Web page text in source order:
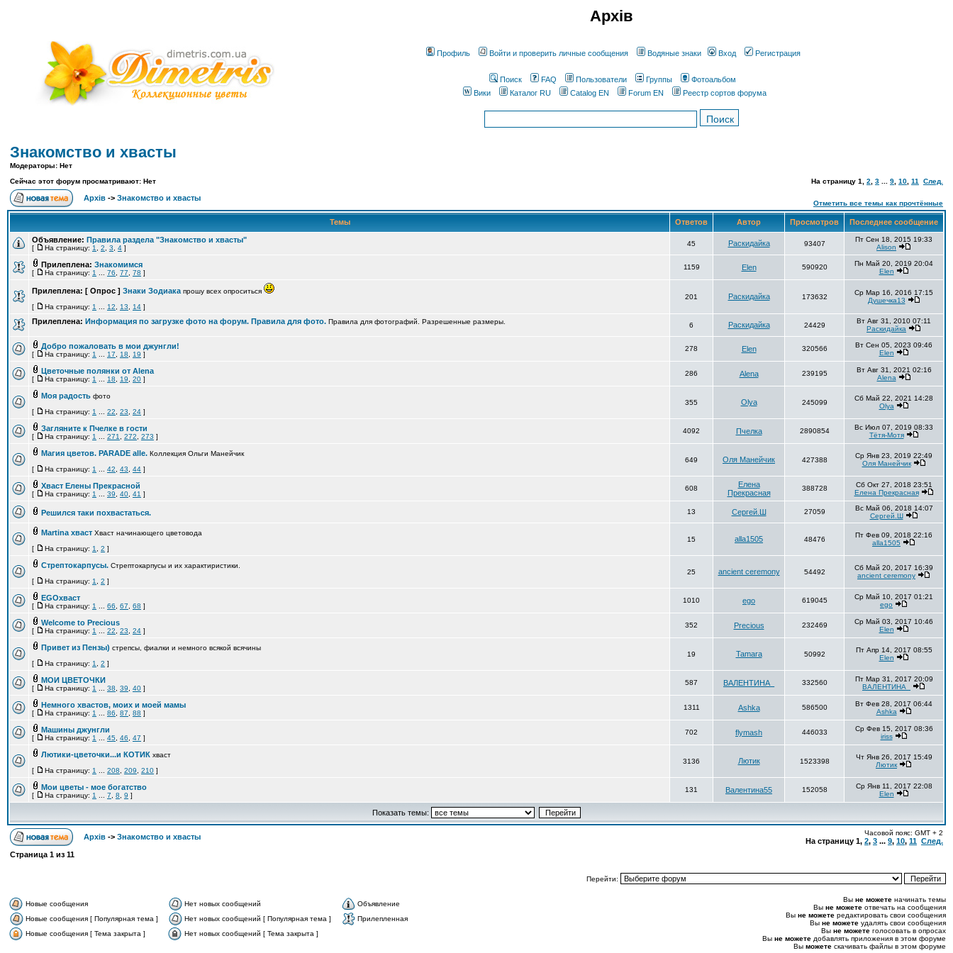
Архів
Профиль Войти и проверить личные сообщения Водяные знаки Вход Регистрация
Поиск FAQ Пользователи Группы
Фотоальбом
Вики
Каталог RU Catalog EN Forum EN Реестр сортов форума
Знакомство и хвасты
Модераторы: Нет
Сейчас этот форум просматривают: Нет
На страницу 1 2 3 9 10 11 След.
Архів -> Знакомство и хвасты
Отметить все темы как прочтённые
Темы Ответов Автор Просмотров Последнее сообщение
Объявление: Правила раздела "Знакомство и хвасты"
[ На страницу: 1 2 3 4 ]
45 Раскидайка 93407
Пт Сен 18, 2015 19:33
Alison
Прилеплена: Знакомимся
[ На страницу: 1 76 77 78 ]
1159 Elen 590920
Пн Май 20, 2019 20:04
Elen
Прилеплена: [ Опрос ] Знаки Зодиака прошу всех опроситься
[
На страницу: 1 12 13 14 ]
201 Раскидайка 173632
Ср Мар 16, 2016 17:15
Душечка13
Прилеплена: Информация по загрузке фото на форум. Правила для фото. Правила для фотографий. Разрешенные размеры. 6 Раскидайка 24429
Вт Авг 31, 2010 07:11
Раскидайка
Добро пожаловать в мои джунгли!
[ На страницу: 1 17 18 19 ]
278 Elen 320566
Вт Сен 05, 2023 09:46
Elen
Цветочные полянки от Alena
[ На страницу: 1 18 19 20 ]
286 Alena 239195
Вт Авг 31, 2021 02:16
Alena
Моя радость фото
[
На страницу: 1 22 23 24 ]
355 Olya 245099
Сб Май 22, 2021 14:28
Olya
Загляните к Пчелке в гости
[ На страницу: 1 271 272 273 ]
4092 Пчелка 2890854
Вс Июл 07, 2019 08:33
Тётя-Мотя
Магия цветов. PARADE alle. Коллекция Ольги Манейчик
[
На страницу: 1 42 43 44 ]
649 Оля Манейчик 427388
Ср Янв 23, 2019 22:49
Оля Манейчик
Хваст Елены Прекрасной
[ На страницу: 1 39 40 41 ]
608
Елена
Прекрасная
388728
Сб Окт 27, 2018 23:51
Елена Прекрасная
Решился таки похвастаться. 13 Сергей.Ш 27059
Вс Май 06, 2018 14:07
Сергей.Ш
Martina хваст Хваст начинающего цветовода
[
На страницу: 1 2 ]
15 alla1505 48476
Пт Фев 09, 2018 22:16
alla1505
Стрептoкарпусы. Стрептoкарпусы и их характиристики.
[
На страницу: 1 2 ]
25 ancient ceremony 54492
Сб Май 20, 2017 16:39
ancient ceremony
EGOхваст
[ На страницу: 1 66 67 68 ]
1010 ego 619045
Ср Май 10, 2017 01:21
ego
Welcome to Precious
[ На страницу: 1 22 23 24 ]
352 Precious 232469
Ср Май 03, 2017 10:46
Elen
Привет из Пензы) стрепсы, фиалки и немного всякой всячины
[
На страницу: 1 2 ]
19 Tamara 50992
Пт Апр 14, 2017 08:55
Elen
МОИ ЦВЕТОЧКИ
[ На страницу: 1 38 39 40 ]
587 ВАЛЕНТИНА_ 332560
Пт Мар 31, 2017 20:09
ВАЛЕНТИНА_
Немного хвастов, моих и моей мамы
[ На страницу: 1 86 87 88 ]
1311 Ashka 586500
Вт Фев 28, 2017 06:44
Ashka
Машины джунгли
[ На страницу: 1 45 46 47 ]
702 flymash 446033
Ср Фев 15, 2017 08:36
iriss
Лютики-цветочки...и КОТИК хваст
[
На страницу: 1 208 209 210 ]
3136 Лютик 1523398
Чт Янв 26, 2017 15:49
Лютик
Мои цветы - мое богатство
[ На страницу: 1 7 8 9 ]
131 Валентина55 152058
Ср Янв 11, 2017 22:08
Elen
Показать темы:
Архів -> Знакомство и хвасты Часовой пояс: GMT + 2
На страницу 1, 2, 3 ... 9, 10, 11 След.
Страница 1 из 11
Перейти:
Новые сообщения Нет новых сообщений
Объявление
Новые сообщения [ Популярная тема ]
Нет новых сообщений [ Популярная тема ]
Прилепленная
Новые сообщения [ Тема закрыта ]
Нет новых сообщений [ Тема закрыта ]
Вы не можете начинать темы
Вы не можете отвечать на сообщения
Вы не можете редактировать свои сообщения
Вы не можете удалять свои сообщения
Вы не можете голосовать в опросах
Вы не можете добавлять приложения в этом форуме
Вы можете скачивать файлы в этом форуме